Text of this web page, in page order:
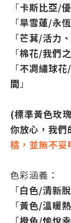
「卡斯比亞/
「旱雪蓮/永
「芒萁/活力
「棉花/我們
「不凋繡球
間 」
(標準黃色玫
你放心，我們
橘，並無不妥
色彩涵義：
「白色/清新
「黃色/溫暖